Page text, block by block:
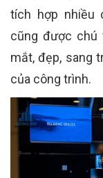
tích hợp nhiều
cũng được
mắt, đẹp, sang
của công trình.